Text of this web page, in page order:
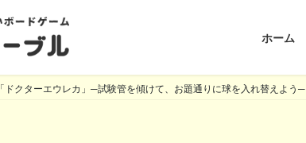
ホーム
「ドクターエウレカ」─試験管を傾けて、お題通りに球を入れ替えよう─